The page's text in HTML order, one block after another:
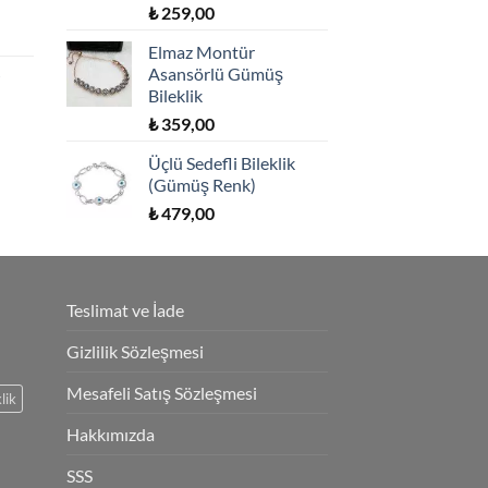
5 üzerinden
oy
aldı
₺259,00
Elmaz Montür
Asansörlü Gümüş
Bileklik
₺359,00
Üçlü Sedefli Bileklik
(Gümüş Renk)
₺479,00
Teslimat ve İade
Gizlilik Sözleşmesi
Mesafeli Satış Sözleşmesi
Hakkımızda
SSS